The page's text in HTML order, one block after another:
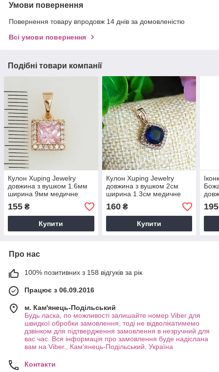
Умови повернення
Повернення товару впродовж 14 днів за домовленістю
Всі умови повернення
Подібні товари компанії
Кулон Xuping Jewelry
довжина з вушком 1.6мм
ширина 9мм медичне
золото позолота 18К 5406
155 ₴
Купити
Кулон Xuping Jewelry
довжина з вушком 2см
ширина 1.3см медичне
золото позолота 18К 5360
160₴
Купити
195
Про нас
100% позитивних з 158 відгуків за рік
Працює з 06.09.2016
м. Кам'янець-Подільський
Будь ласка, по можливості залишайте номер Viber для
швидкої обробки замовлення, тоді не відволікатимемо
дзвінком для підтвердження замовлення в незручний для
вас час. Вся інформація про замовлення буде надіслана
вам на Viber., Кам'янець-Подільський, Україна
Контакти